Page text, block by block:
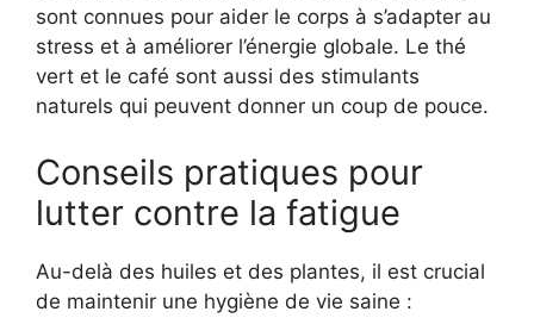
sont connues pour aider le corps à s’adapter au
stress et à améliorer l’énergie globale. Le thé
vert et le café sont aussi des stimulants
naturels qui peuvent donner un coup de pouce.
Conseils pratiques pour
lutter contre la fatigue
Au-delà des huiles et des plantes, il est crucial
de maintenir une hygiène de vie saine :